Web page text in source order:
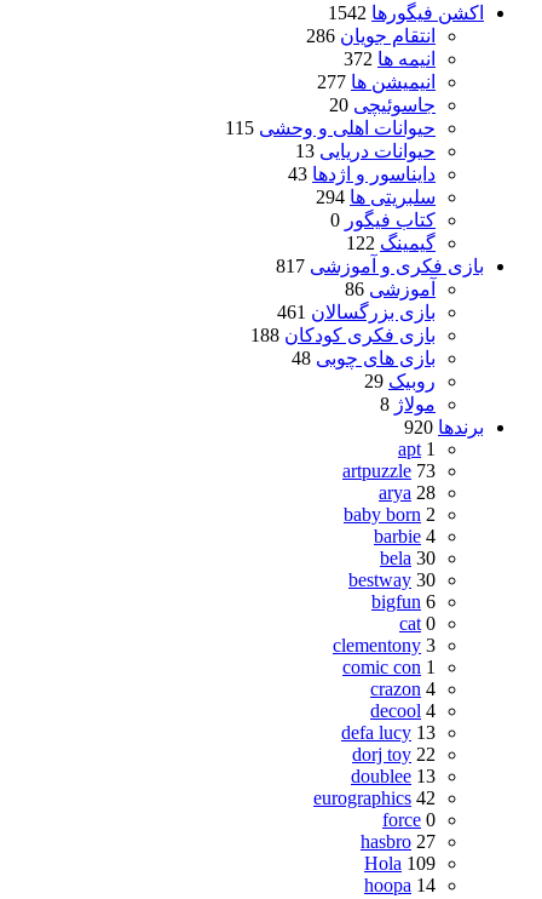
اکشن فیگورها 1542
انتقام جویان 286
انیمه ها 372
انیمیشن ها 277
جاسوئیچی 20
حیوانات اهلی و وحشی 115
حیوانات دریایی 13
دایناسور و اژدها 43
سلبریتی ها 294
کتاب فیگور 0
گیمینگ 122
بازی فکری و آموزشی 817
آموزشی 86
بازی بزرگسالان 461
بازی فکری کودکان 188
بازی های چوبی 48
روبیک 29
مولاژ 8
برندها 920
apt 1
artpuzzle 73
arya 28
baby born 2
barbie 4
bela 30
bestway 30
bigfun 6
cat 0
clementony 3
comic con 1
crazon 4
decool 4
defa lucy 13
dorj toy 22
doublee 13
eurographics 42
force 0
hasbro 27
Hola 109
hoopa 14